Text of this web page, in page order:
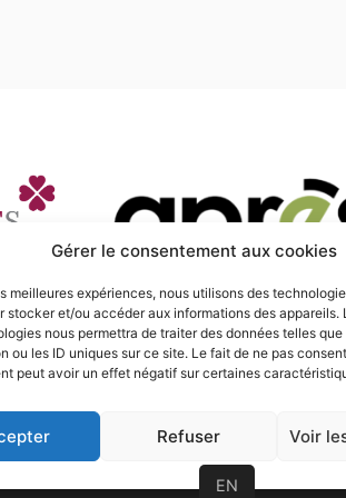
Gérer le consentement aux cookies
meilleures expériences, nous utilisons des
stocker et/ou accéder aux informations des appareils.
nous permettra de traiter des données telles
ou les ID uniques sur ce site. Le fait de ne pas
peut avoir un effet négatif sur certaines
Refuser Voir
EN